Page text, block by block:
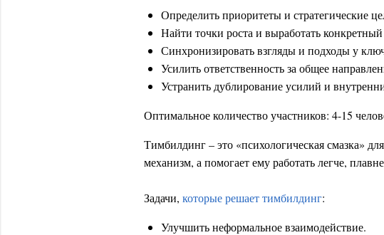
Определить приоритеты и стратегические
Найти точки роста и выработать
Синхронизировать взгляды и подходы у
Усилить ответственность за общее
Устранить дублирование усилий и
Оптимальное количество участников: 4-15
Тимбилдинг – это «психологическая смазка»
механизм, а помогает ему работать легче,
Задачи, которые решает тимбилдинг:
Улучшить неформальное взаимодействие.